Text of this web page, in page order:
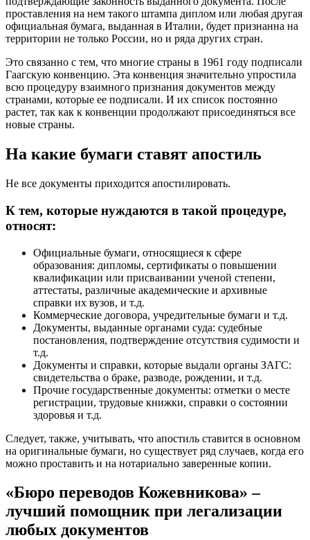
проставления на нем такого штампа диплом или любая другая
официальная бумага, выданная в Италии, будет признанна на
территории не только России, но и ряда других стран.
Это связанно с тем, что многие страны в 1961 году подписали
Гаагскую конвенцию. Эта конвенция значительно упростила
всю процедуру взаимного признания документов между
странами, которые ее подписали. И их список постоянно
растет, так как к конвенции продолжают присоединяться все
новые страны.
На какие бумаги ставят апостиль
Не все документы приходится апостилировать.
К тем, которые нуждаются в такой процедуре,
относят:
Официальные бумаги, относящиеся к сфере
образования: дипломы, сертификаты о повышении
квалификации или присваивании ученой степени,
аттестаты, различные академические и архивные
справки их вузов, и т.д.
Коммерческие договора, учредительные бумаги и т.д.
Документы, выданные органами суда: судебные
постановления, подтверждение отсутствия судимости и
т.д.
Документы и справки, которые выдали органы ЗАГС:
свидетельства о браке, разводе, рождении, и т.д.
Прочие государственные документы: отметки о месте
регистрации, трудовые книжки, справки о состоянии
здоровья и т.д.
Следует, также, учитывать, что апостиль ставится в основном
на оригинальные бумаги, но существует ряд случаев, когда его
можно проставить и на нотариально заверенные копии.
«Бюро переводов Кожевникова» –
лучший помощник при легализации
любых документов